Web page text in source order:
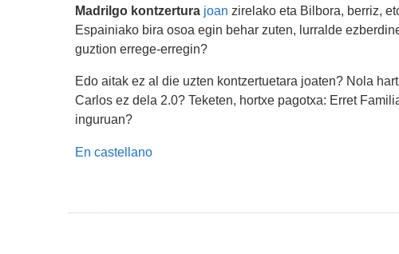
Madrilgo kontzertura joan zirelako eta Bilbora, berriz,
Espainiako bira osoa egin behar zuten, lurralde
guztion errege-erregin?
Edo aitak ez al die uzten kontzertuetara joaten? Nola
Carlos ez dela 2.0? Teketen, hortxe pagotxa: Erret
inguruan?
En castellano